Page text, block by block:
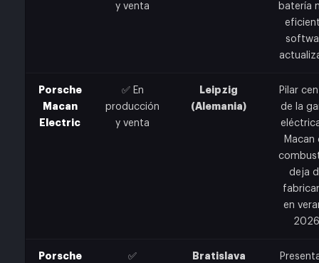
y venta
batería
Porsche
Macan
Electric
✅ En
producción
y venta
Leipzig
(Alemania)
Pilar
de la
Macan
deja
en
2026
Porsche
✅
Bratislava